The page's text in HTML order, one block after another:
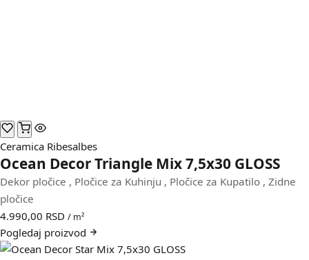
Ceramica Ribesalbes
Ocean Decor Triangle Mix 7,5x30 GLOSS
Dekor pločice , Pločice za Kuhinju , Pločice za Kupatilo , Zidne
pločice
4.990,00 RSD / m²
Pogledaj proizvod